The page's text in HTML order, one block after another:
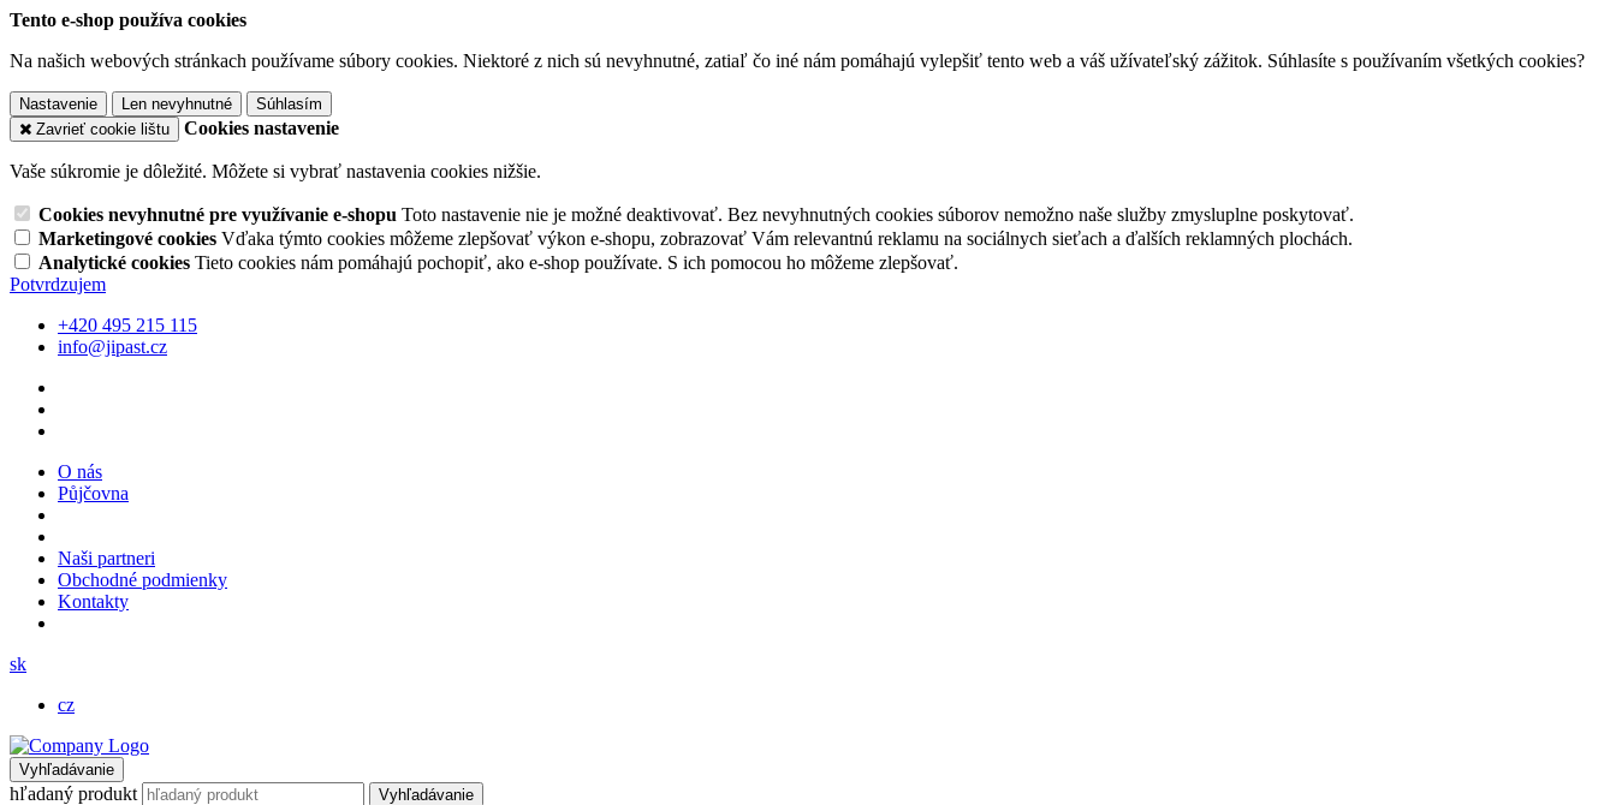
Tento e-shop používa cookies
Na našich webových stránkach používame súbory cookies. Niektoré z nich sú nevyhnutné, zatiaľ čo iné nám pomáhajú vylepšiť tento web a váš užívateľský zážitok. Súhlasíte s používaním všetkých cookies?
Nastavenie Len nevyhnutné
Súhlasím
Zavrieť cookie lištu
Cookies nastavenie
Vaše súkromie je dôležité. Môžete si vybrať nastavenia cookies nižšie.
Cookies nevyhnutné pre využívanie e-shopu Toto nastavenie nie je možné deaktivovať. Bez nevyhnutných cookies súborov nemožno naše služby zmysluplne poskytovať.
Marketingové cookies Vďaka týmto cookies môžeme zlepšovať výkon e-shopu, zobrazovať Vám relevantnú reklamu na sociálnych sieťach a ďalších reklamných plochách.
Analytické cookies Tieto cookies nám pomáhajú pochopiť, ako e-shop používate. S ich pomocou ho môžeme zlepšovať.
Potvrdzujem
+420 495 215 115
info@jipast.cz
O nás
Půjčovna
Naši partneri
Obchodné podmienky
Kontakty
sk
cz
Vyhľadávanie
hľadaný produkt Vyhľadávanie